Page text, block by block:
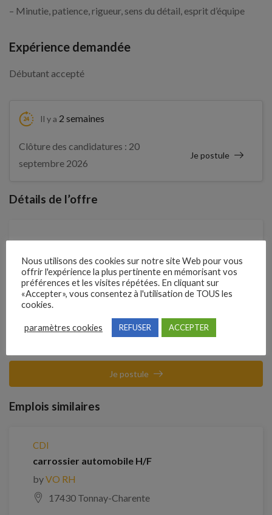
– Minutie, patience, rigueur, sens du détail, esprit d’équipe
Expérience demandée
Débutant accepté
Il y a 2 semaines
Clôture des candidatures : 20
septembre 2026
Je postule
Détails de l’offre
Entreprise qui propose l'emploi
MILLAUTO LOSANGE HAGUENAU
Référence
211MYQY
Je postule
Emplois similaires
CDI
carrossier automobile H/F
byVO RH
17430 Tonnay-Charente
Nous utilisons des cookies sur notre site Web pour vous
offrir l'expérience la plus pertinente en mémorisant vos
préférences et les visites répétées. En cliquant sur
«Accepter», vous consentez à l'utilisation de TOUS les
cookies.
paramètres cookies REFUSER ACCEPTER